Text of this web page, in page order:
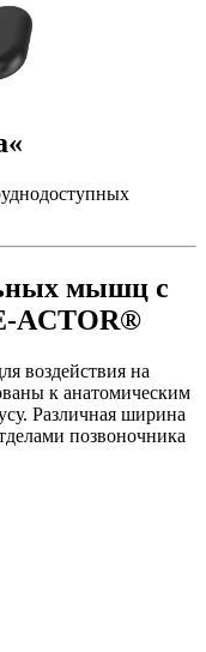
мышц с
ACTOR®
воздействия на
к анатомическим
Различная ширина
позвоночника